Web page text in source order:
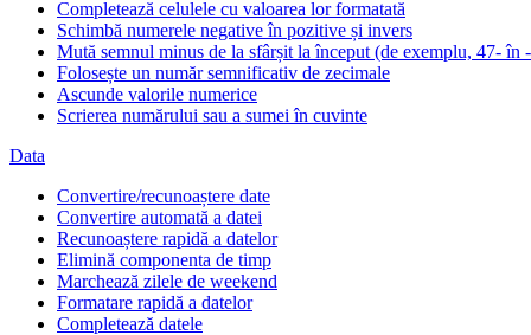
Completează celulele cu valoarea lor formatată
Schimbă numerele negative în pozitive și invers
Mută semnul minus de la sfârșit la început (de exemplu, 47- în
Folosește un număr semnificativ de zecimale
Ascunde valorile numerice
Scrierea numărului sau a sumei în cuvinte
Data
Convertire/recunoaștere date
Convertire automată a datei
Recunoaștere rapidă a datelor
Elimină componenta de timp
Marchează zilele de weekend
Formatare rapidă a datelor
Completează datele